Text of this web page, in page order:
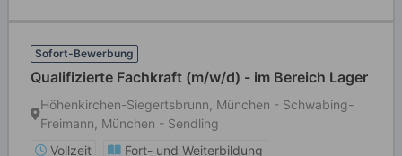
Sofort-Bewerbung
Qualifizierte Fachkraft (m/w/d) - im Bereich Lager
Höhenkirchen-Siegertsbrunn, München - Schwabing-
Freimann, München - Sendling
Vollzeit
Fort- und Weiterbildung